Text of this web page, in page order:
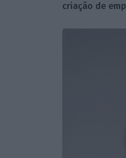
criação de